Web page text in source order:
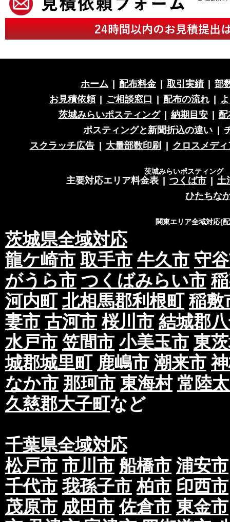
ホーム 配布料金 取引実績
部
お見積依頼
ご相談窓口 配布の流れ
茨城みらいポスティング
納期目安
ポスティングと新聞折込の違い
スクラッチ広告
大量部数印刷 クロスメディ
茨城みらいポスティング
主要対応エリア料金表 つくば市
土
ひたちな
関東エリア全域対応(
茨城県全域対応
龍ケ崎市 取手市 牛久市 守
がうら市 つくばみらい市
河内町 北相馬郡利根町 稲敷
妻市 古河市 桜川市 結城郡
水戸市 笠間市 小美玉市 東
城郡城里町 鹿嶋市 潮来市
なか市 那珂市 東海村 常陸
久慈郡大子町など
千葉県全域対応
松戸市 市川市 船橋市 浦安市
千代市 我孫子市 柏市 印西市
茂原市 成田市 佐倉市 東金市